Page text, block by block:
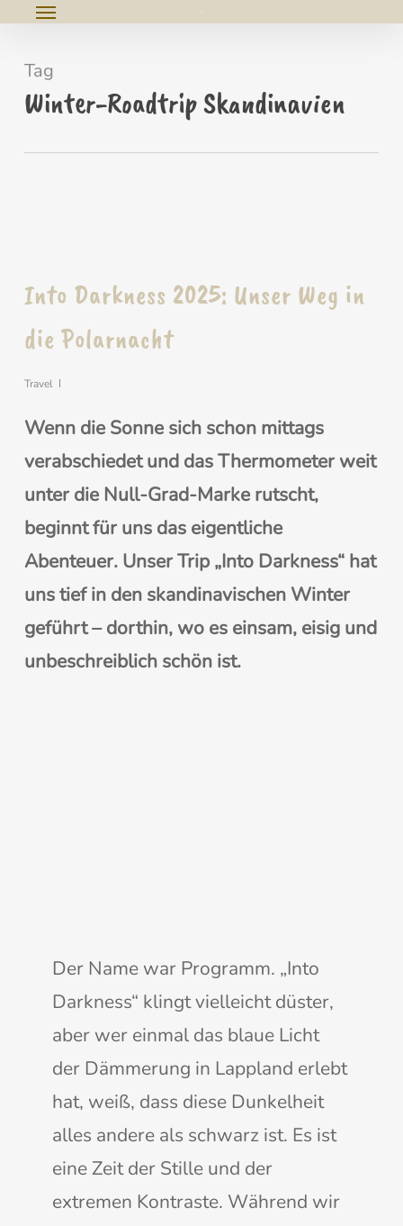
main
content
Tag
Winter-Roadtrip Skandinavien
Into Darkness 2025: Unser Weg in
die Polarnacht
Travel
Wenn die Sonne sich schon mittags
verabschiedet und das Thermometer weit
unter die Null-Grad-Marke rutscht,
beginnt für uns das eigentliche
Abenteuer. Unser Trip „Into Darkness“ hat
uns tief in den skandinavischen Winter
geführt – dorthin, wo es einsam, eisig und
unbeschreiblich schön ist.
Der Name war Programm. „Into
Darkness“ klingt vielleicht düster,
aber wer einmal das blaue Licht
der Dämmerung in Lappland erlebt
hat, weiß, dass diese Dunkelheit
alles andere als schwarz ist. Es ist
eine Zeit der Stille und der
extremen Kontraste. Während wir